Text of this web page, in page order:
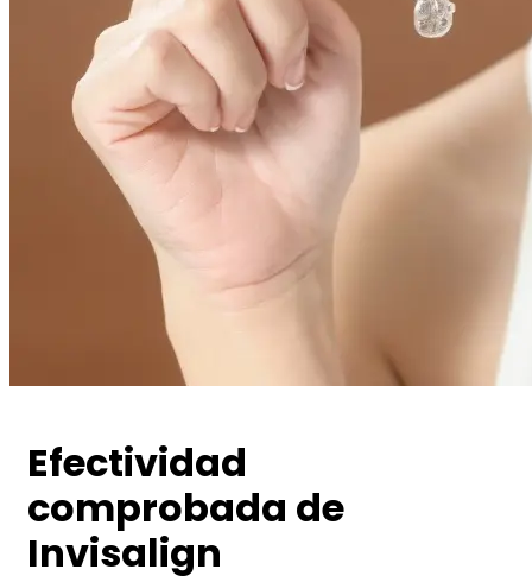
Efectividad
comprobada de
Invisalign